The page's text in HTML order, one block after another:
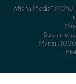
“Afisha Media”
Bosh
Manzil: